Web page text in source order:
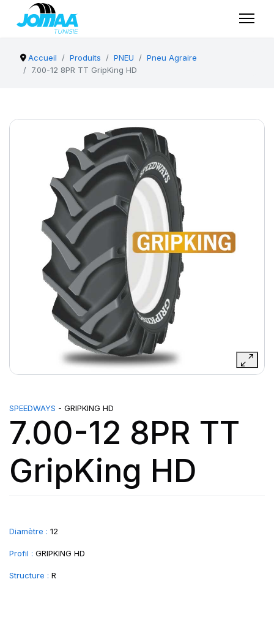
Accueil Produits PNEU
Pneu Agraire
7.00-12 8PR TT GripKing HD
SPEEDWAYS - GRIPKING HD
7.00-12 8PR TT
GripKing HD
Diamètre : 12
Profil : GRIPKING HD
Structure : R